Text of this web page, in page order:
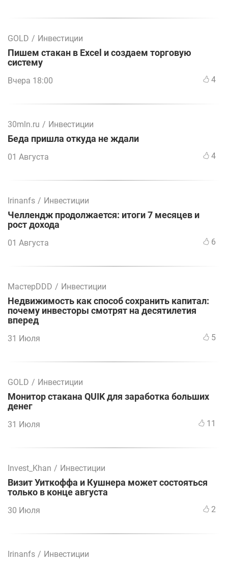
GOLD / Инвестиции
Пишем стакан в Excel и создаем торговую
систему
Вчера 18:00 4
30mln.ru / Инвестиции
Беда пришла откуда не ждали
01 Августа 4
Irinanfs / Инвестиции
Челлендж продолжается: итоги 7 месяцев и
рост дохода
01 Августа 6
МастерDDD / Инвестиции
Недвижимость как способ сохранить капитал:
почему инвесторы смотрят на десятилетия
вперед
31 Июля 5
GOLD / Инвестиции
Монитор стакана QUIK для заработка больших
денег
31 Июля 11
Invest_Khan / Инвестиции
Визит Уиткоффа и Кушнера может состояться
только в конце августа
30 Июля 2
Irinanfs / Инвестиции